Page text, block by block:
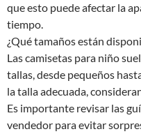
que esto puede afectar la
tiempo.
¿Qué tamaños están
Las camisetas para niño
tallas, desde pequeños
la talla adecuada,
Es importante revisar las
vendedor para evitar